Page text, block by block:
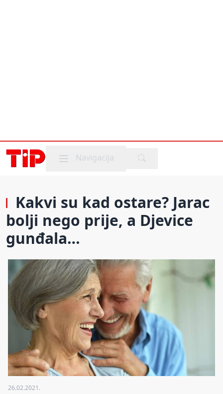
Mobile menu
Navigacija
Kakvi su kad ostare? Jarac
bolji nego prije, a Djevice
gunđala…
26.02.2021.